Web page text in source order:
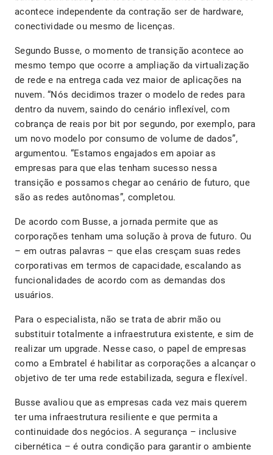
acontece independente da contração ser de hardware,
conectividade ou mesmo de licenças.
Segundo Busse, o momento de transição acontece ao
mesmo tempo que ocorre a ampliação da virtualização
de rede e na entrega cada vez maior de aplicações na
nuvem. “Nós decidimos trazer o modelo de redes para
dentro da nuvem, saindo do cenário inflexível, com
cobrança de reais por bit por segundo, por exemplo, para
um novo modelo por consumo de volume de dados”,
argumentou. “Estamos engajados em apoiar as
empresas para que elas tenham sucesso nessa
transição e possamos chegar ao cenário de futuro, que
são as redes autônomas”, completou.
De acordo com Busse, a jornada permite que as
corporações tenham uma solução à prova de futuro. Ou
– em outras palavras – que elas cresçam suas redes
corporativas em termos de capacidade, escalando as
funcionalidades de acordo com as demandas dos
usuários.
Para o especialista, não se trata de abrir mão ou
substituir totalmente a infraestrutura existente, e sim de
realizar um upgrade. Nesse caso, o papel de empresas
como a Embratel é habilitar as corporações a alcançar o
objetivo de ter uma rede estabilizada, segura e flexível.
Busse avaliou que as empresas cada vez mais querem
ter uma infraestrutura resiliente e que permita a
continuidade dos negócios. A segurança – inclusive
cibernética – é outra condição para garantir o ambiente